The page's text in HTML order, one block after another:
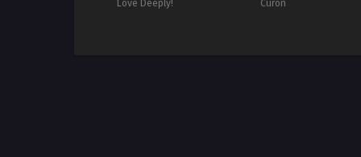
Love Deeply! Curon